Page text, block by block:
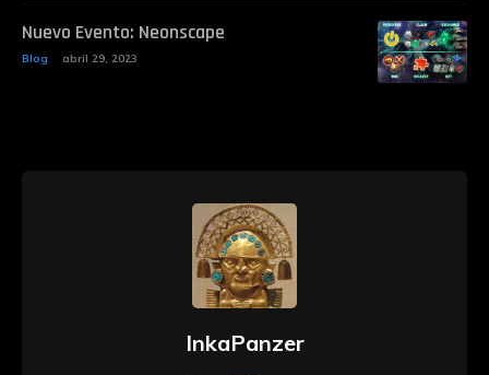
Nuevo Evento: Neonscape
Blog abril 29, 2023
InkaPanzer